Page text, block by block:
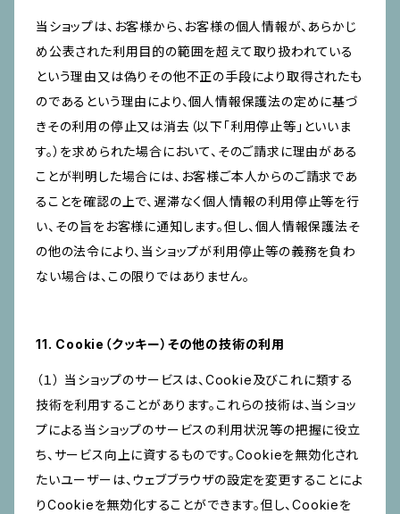
当ショップは、お客様から、お客様の個人情報が、あらかじ
め公表された利用目的の範囲を超えて取り扱われている
という理由又は偽りその他不正の手段により取得されたも
のであるという理由により、個人情報保護法の定めに基づ
きその利用の停止又は消去（以下「利用停止等」といいま
す。）を求められた場合において、そのご請求に理由がある
ことが判明した場合には、お客様ご本人からのご請求であ
ることを確認の上で、遅滞なく個人情報の利用停止等を行
い、その旨をお客様に通知します。但し、個人情報保護法そ
の他の法令により、当ショップが利用停止等の義務を負わ
ない場合は、この限りではありません。
11. Cookie（クッキー）その他の技術の利用
（１） 当ショップのサービスは、Cookie及びこれに類する
技術を利用することがあります。これらの技術は、当ショッ
プによる当ショップのサービスの利用状況等の把握に役立
ち、サービス向上に資するものです。Cookieを無効化され
たいユーザーは、ウェブブラウザの設定を変更することによ
りCookieを無効化することができます。但し、Cookieを